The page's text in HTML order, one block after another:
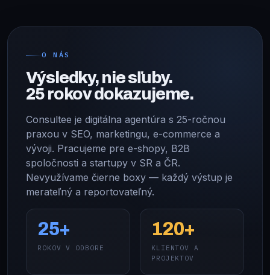
O NÁS
Výsledky, nie sľuby.
25 rokov dokazujeme.
Consultee je digitálna agentúra s 25-ročnou
praxou v SEO, marketingu, e-commerce a
vývoji. Pracujeme pre e-shopy, B2B
spoločnosti a startupy v SR a ČR.
Nevyužívame čierne boxy — každý výstup je
merateľný a reportovateľný.
25+
ROKOV V ODBORE
120+
KLIENTOV A
PROJEKTOV